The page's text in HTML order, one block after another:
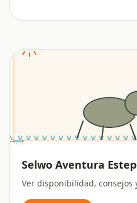
Selwo Aventura
Ver disponibilidad, consejos